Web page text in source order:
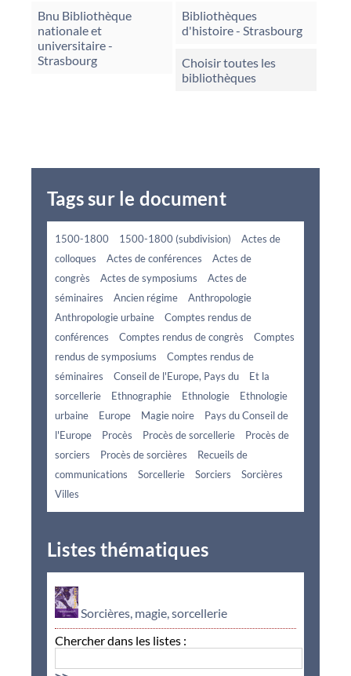
Bnu Bibliothèque
nationale et
universitaire -
Strasbourg
Bibliothèques
d'histoire - Strasbourg
Choisir toutes les
bibliothèques
Tags sur le document
1500-1800 1500-1800 (subdivision)
Actes de
colloques
Actes de conférences
Actes de
congrès
Actes de symposiums
Actes de
séminaires
Ancien régime
Anthropologie
Anthropologie urbaine
Comptes rendus de
conférences
Comptes rendus de congrès
Comptes
rendus de symposiums
Comptes rendus de
séminaires
Conseil de l'Europe, Pays du
Et la
sorcellerie
Ethnographie Ethnologie
Ethnologie
urbaine
Europe Magie noire
Pays du Conseil de
l'Europe
Procès Procès de sorcellerie
Procès de
sorciers
Procès de sorcières
Recueils de
communications
Sorcellerie Sorciers
Sorcières
Villes
Listes thématiques
Sorcières, magie, sorcellerie
Chercher dans les listes :